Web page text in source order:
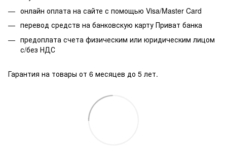
онлайн оплата на сайте с помощью Visa/Master Card
перевод средств на банковскую карту Приват банка
предоплата счета физическим или юридическим лицом
с/без НДС
Гарантия на товары от 6 месяцев до 5 лет.